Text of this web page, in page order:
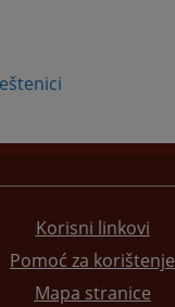
Korisni linkovi
Pomoć za korištenje
Mapa stranice